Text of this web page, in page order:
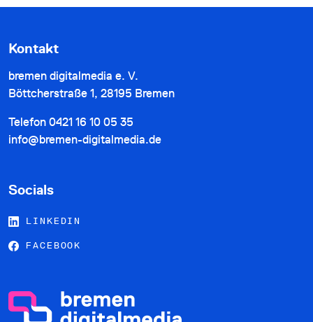
Kontakt
bremen digitalmedia e. V.
Böttcherstraße 1, 28195 Bremen
Telefon 0421 16 10 05 35
info@bremen-digitalmedia.de
Socials
LINKEDIN
FACEBOOK